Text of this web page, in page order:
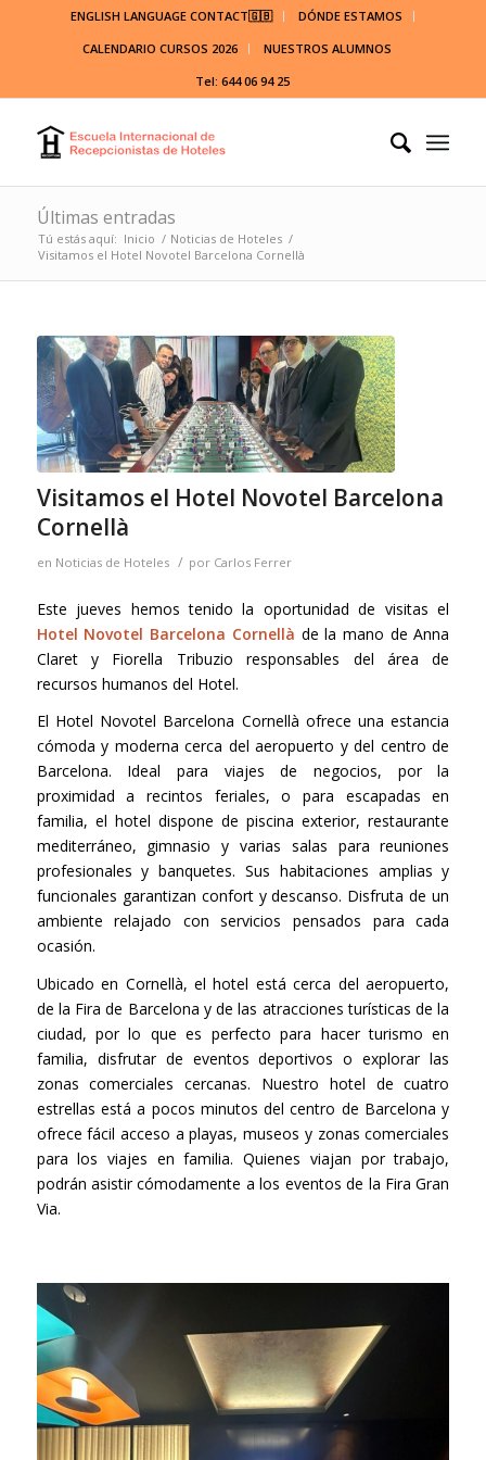
ENGLISH LANGUAGE CONTACT🇬🇧
DÓNDE ESTAMOS
CALENDARIO CURSOS 2026
NUESTROS ALUMNOS
Tel: 644 06 94 25
Últimas entradas
Tú estás aquí: Inicio / Noticias de Hoteles /
Visitamos el Hotel Novotel Barcelona Cornellà
Visitamos el Hotel Novotel Barcelona
Cornellà
en Noticias de Hoteles / por Carlos Ferrer
Este jueves hemos tenido la oportunidad de visitas el
Hotel Novotel Barcelona Cornellà de la mano de Anna
Claret y Fiorella Tribuzio responsables del área de
recursos humanos del Hotel.
El Hotel Novotel Barcelona Cornellà ofrece una estancia
cómoda y moderna cerca del aeropuerto y del centro de
Barcelona. Ideal para viajes de negocios, por la
proximidad a recintos feriales, o para escapadas en
familia, el hotel dispone de piscina exterior, restaurante
mediterráneo, gimnasio y varias salas para reuniones
profesionales y banquetes. Sus habitaciones amplias y
funcionales garantizan confort y descanso. Disfruta de un
ambiente relajado con servicios pensados para cada
ocasión.
Ubicado en Cornellà, el hotel está cerca del aeropuerto,
de la Fira de Barcelona y de las atracciones turísticas de la
ciudad, por lo que es perfecto para hacer turismo en
familia, disfrutar de eventos deportivos o explorar las
zonas comerciales cercanas. Nuestro hotel de cuatro
estrellas está a pocos minutos del centro de Barcelona y
ofrece fácil acceso a playas, museos y zonas comerciales
para los viajes en familia. Quienes viajan por trabajo,
podrán asistir cómodamente a los eventos de la Fira Gran
Via.